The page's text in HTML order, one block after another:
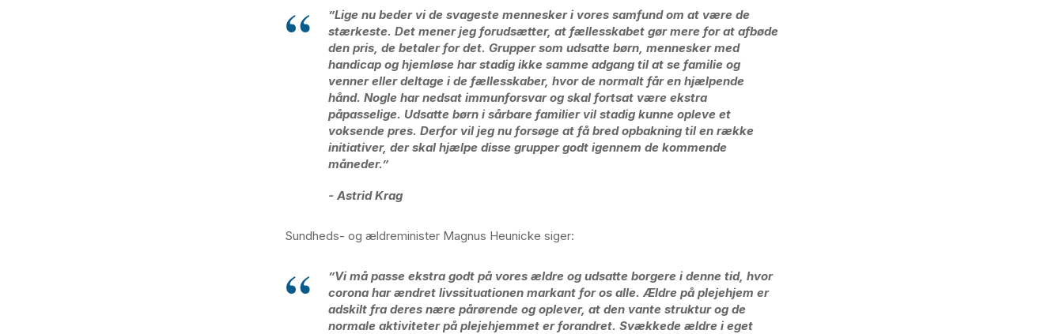
”Lige nu beder vi de svageste mennesker i vores samfund om at være de
stærkeste. Det mener jeg forudsætter, at fællesskabet gør mere for at afbøde
den pris, de betaler for det. Grupper som udsatte børn, mennesker med
handicap og hjemløse har stadig ikke samme adgang til at se familie og
venner eller deltage i de fællesskaber, hvor de normalt får en hjælpende
hånd. Nogle har nedsat immunforsvar og skal fortsat være ekstra
påpasselige. Udsatte børn i sårbare familier vil stadig kunne opleve et
voksende pres. Derfor vil jeg nu forsøge at få bred opbakning til en række
initiativer, der skal hjælpe disse grupper godt igennem de kommende
måneder.”
- Astrid Krag
Sundheds- og ældreminister Magnus Heunicke siger:
”Vi må passe ekstra godt på vores ældre og udsatte borgere i denne tid, hvor
corona har ændret livssituationen markant for os alle. Ældre på plejehjem er
adskilt fra deres nære pårørende og oplever, at den vante struktur og de
normale aktiviteter på plejehjemmet er forandret. Svækkede ældre i eget